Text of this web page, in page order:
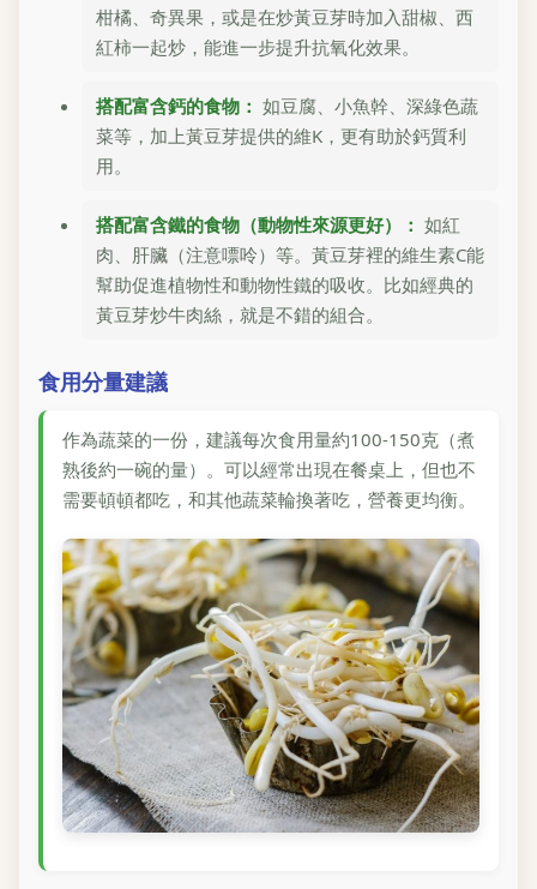
柑橘、奇異果，或是在炒黃豆芽時加入甜椒、西
紅柿一起炒，能進一步提升抗氧化效果。
搭配富含鈣的食物： 如豆腐、小魚幹、深綠色蔬
菜等，加上黃豆芽提供的維K，更有助於鈣質利
用。
搭配富含鐵的食物（動物性來源更好）： 如紅
肉、肝臟（注意嘌呤）等。黃豆芽裡的維生素C能
幫助促進植物性和動物性鐵的吸收。比如經典的
黃豆芽炒牛肉絲，就是不錯的組合。
食用分量建議
作為蔬菜的一份，建議每次食用量約100-150克（煮
熟後約一碗的量）。可以經常出現在餐桌上，但也不
需要頓頓都吃，和其他蔬菜輪換著吃，營養更均衡。